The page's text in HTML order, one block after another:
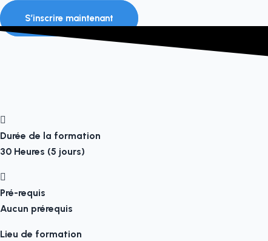
S’inscrire maintenant
Durée de la formation
30 Heures (5 jours)
Pré-requis
Aucun prérequis
Lieu de formation